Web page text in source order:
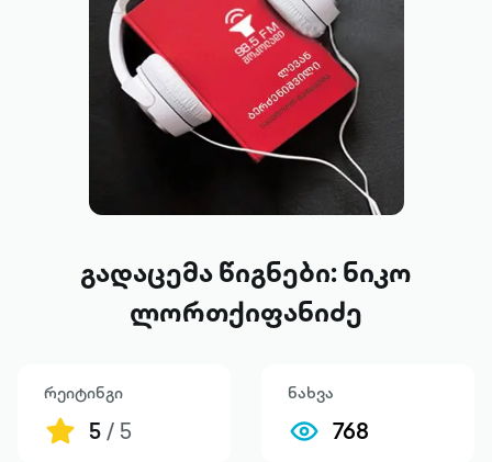
გადაცემა წიგნები: ნიკო
ლორთქიფანიძე
რეიტინგი
5/ 5
ნახვა
768